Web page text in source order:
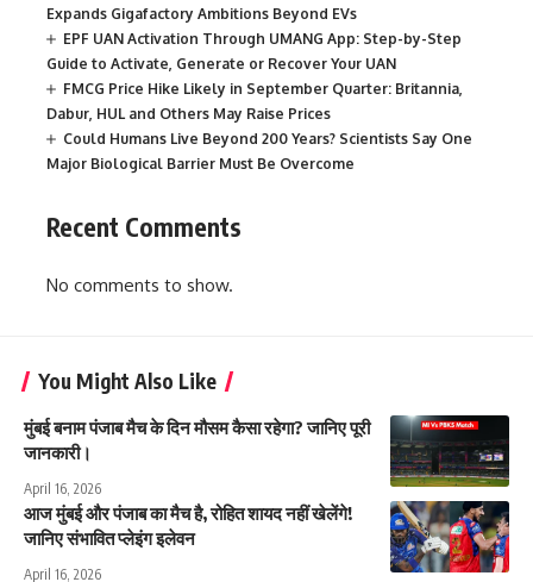
Expands Gigafactory Ambitions Beyond EVs
EPF UAN Activation Through UMANG App: Step-by-Step
Guide to Activate, Generate or Recover Your UAN
FMCG Price Hike Likely in September Quarter: Britannia,
Dabur, HUL and Others May Raise Prices
Could Humans Live Beyond 200 Years? Scientists Say One
Major Biological Barrier Must Be Overcome
Recent Comments
No comments to show.
You Might Also Like
मुंबई बनाम पंजाब मैच के दिन मौसम कैसा रहेगा? जानिए पूरी
जानकारी।
April 16, 2026
आज मुंबई और पंजाब का मैच है, रोहित शायद नहीं खेलेंगे!
जानिए संभावित प्लेइंग इलेवन
April 16, 2026